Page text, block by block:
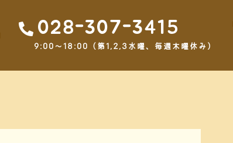
028-307-3415
9:00～18:00（第1,2,3水曜、毎週木曜休み）